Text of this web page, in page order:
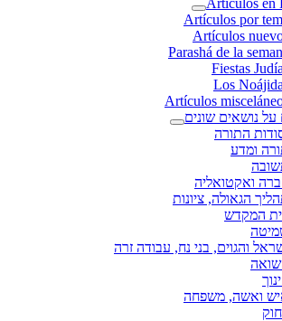
Artículos en
Artículos por
Artículos
Parashá de la
Fiestas
Los
Artículos
נושאים שונים
התורה
ומדע
ואקטואליה
הגאולה, ציונות
המקדש
והגוים, בני נח, עבודה זרה
ואשה, משפחה